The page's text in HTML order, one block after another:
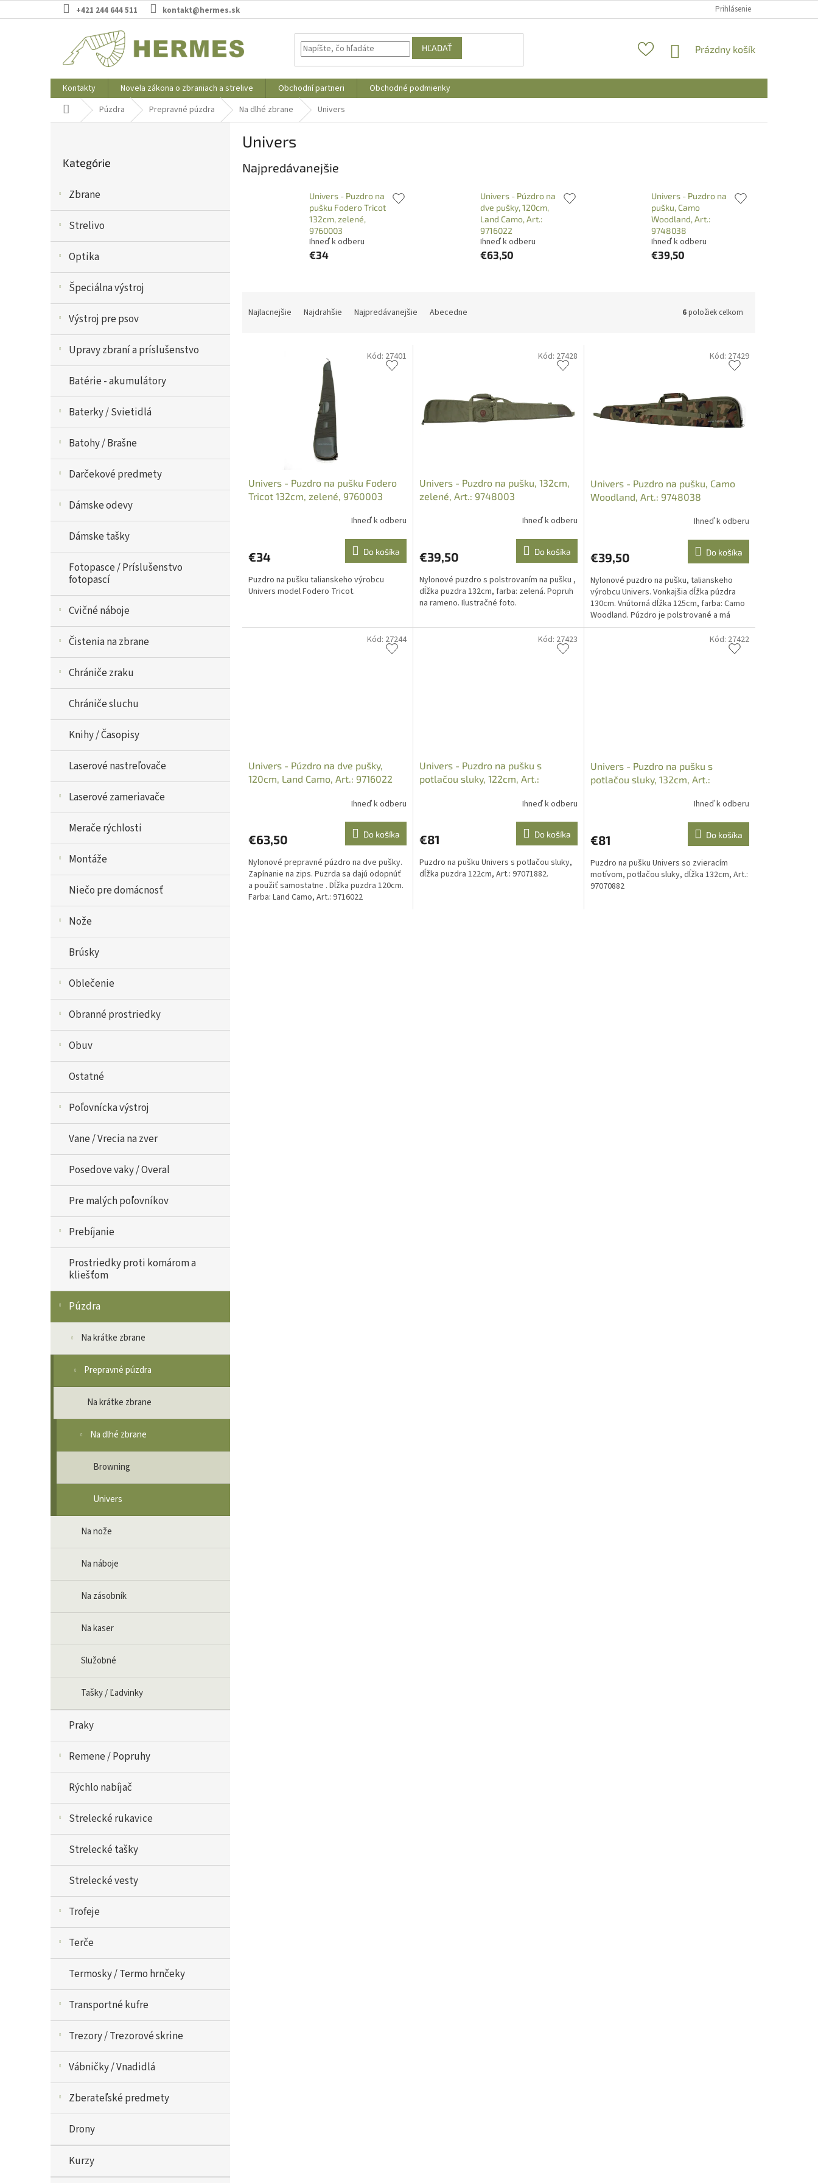
na
+421 244 644 511 kontakt@hermes.sk Prihlásenie
HĽADAŤ
NÁKUPNÝ
Prázdny košík
Kontakty Novela zákona o zbraniach a strelive Obchodní partneri
Obchodné podmienky
DomovPúzdra Prepravné púzdra Na dlhé zbrane Univers
a
kategórie
Kategórie
Zbrane
Strelivo
Optika
Špeciálna výstroj
Výstroj pre psov
Upravy zbraní a príslušenstvo
Batérie - akumulátory
Baterky / Svietidlá
Batohy / Brašne
Darčekové predmety
Dámske odevy
Dámske tašky
Fotopasce / Príslušenstvo
fotopascí
Cvičné náboje
Čistenia na zbrane
Chrániče zraku
Chrániče sluchu
Knihy / Časopisy
Laserové nastreľovače
Laserové zameriavače
Merače rýchlosti
Montáže
Niečo pre domácnosť
Nože
Brúsky
Oblečenie
Obranné prostriedky
Obuv
Ostatné
Poľovnícka výstroj
Vane / Vrecia na zver
Posedove vaky / Overal
Pre malých poľovníkov
Prebíjanie
Prostriedky proti komárom a
kliešťom
Púzdra
Na krátke zbrane
Prepravné púzdra
Na krátke zbrane
Na dlhé zbrane
Browning
Univers
Na nože
Na náboje
Na zásobník
Na kaser
Služobné
Tašky / Ľadvinky
Praky
Remene / Popruhy
Rýchlo nabíjač
Strelecké rukavice
Strelecké tašky
Strelecké vesty
Trofeje
Terče
Termosky / Termo hrnčeky
Transportné kufre
Trezory / Trezorové skrine
Vábničky / Vnadidlá
Zberateľské predmety
Drony
Kurzy
Univers
Najpredávanejšie
Univers - Puzdro na
pušku Fodero Tricot
132cm, zelené,
9760003
Ihneď k odberu
€34
Univers - Púzdro na
dve pušky, 120cm,
Land Camo, Art.:
9716022
Ihneď k odberu
€63,50
Univers - Puzdro na
pušku, Camo
Woodland, Art.:
9748038
Ihneď k odberu
€39,50
Najlacnejšie Najdrahšie Najpredávanejšie Abecedne 6položiek celkom
p
Univers - Puzdro na pušku Fodero
Tricot 132cm, zelené, 9760003
Ihneď k odberu
€34 Do košíka
Puzdro na pušku talianskeho výrobcu
Univers model Fodero Tricot.
Kód: 27401
Univers - Puzdro na pušku, 132cm,
zelené, Art.: 9748003
Ihneď k odberu
€39,50 Do košíka
Nylonové puzdro s polstrovaním na pušku ,
dĺžka puzdra 132cm, farba: zelená. Popruh
na rameno. Ilustračné foto.
Kód: 27428
Univers - Puzdro na pušku, Camo
Woodland, Art.: 9748038
Ihneď k odberu
€39,50 Do košíka
Nylonové puzdro na pušku, talianskeho
výrobcu Univers. Vonkajšia dĺžka púzdra
130cm. Vnútorná dĺžka 125cm, farba: Camo
Woodland. Púzdro je polstrované a má
popruh na rameno.
Kód: 27429
Univers - Púzdro na dve pušky,
120cm, Land Camo, Art.: 9716022
Ihneď k odberu
€63,50 Do košíka
Nylonové prepravné púzdro na dve pušky.
Zapínanie na zips. Puzrda sa dajú odopnúť
a použiť samostatne . Dĺžka puzdra 120cm.
Farba: Land Camo, Art.: 9716022
Kód: 27244
Univers - Puzdro na pušku s
potlačou sluky, 122cm, Art.:
Ihneď k odberu
€81 Do košíka
Puzdro na pušku Univers s potlačou sluky,
dĺžka puzdra 122cm, Art.: 97071882.
Kód: 27423
Univers - Puzdro na pušku s
potlačou sluky, 132cm, Art.:
Ihneď k odberu
€81 Do košíka
Puzdro na pušku Univers so zvieracím
motívom, potlačou sluky, dĺžka 132cm, Art.:
97070882
Kód: 27422